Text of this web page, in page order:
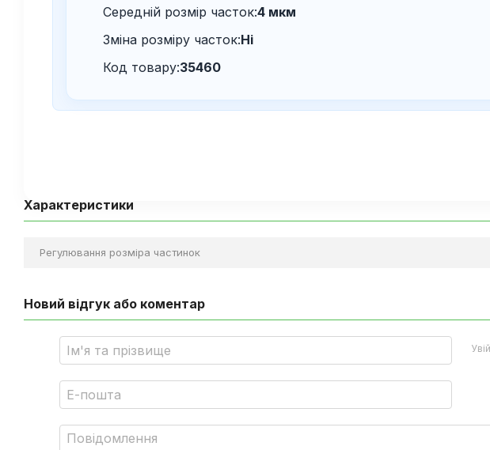
Середній розмір часток:4 мкм
Зміна розміру часток:Ні
Код товару:35460
Характеристики
Регулювання розміра частинок
Новий відгук або коментар